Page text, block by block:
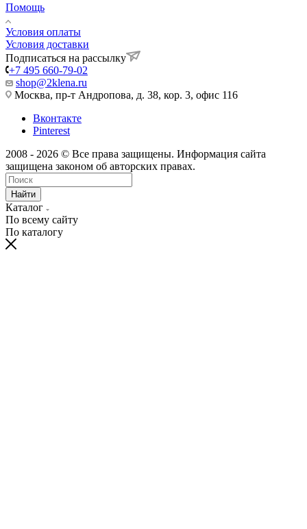
Помощь
Условия оплаты
Условия доставки
Подписаться на рассылку
+7 495 660-79-02
shop@2klena.ru
Москва, пр-т Андропова, д. 38, кор. 3, офис 116
Вконтакте
Pinterest
2008 - 2026 © Все права защищены. Информация сайта
защищена законом об авторских правах.
Найти
Каталог
По всему сайту
По каталогу